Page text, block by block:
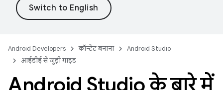
Android Developers कॉन्टेंट बनाना
Android Studio
आईडीई से जुड़ी गाइड
Android Studio के बारे में